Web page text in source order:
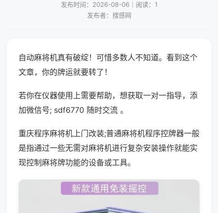
发布时间：2026-08-06｜阅读：1
发布者：搜感网
自动麻将机真有破绽！可惜多数人不知道。看到这个
文章，你的牌运就要转了！
若你在仪器使用上需要帮助，想获取一对一指导，添
加微信号; sdf6770 随时交流 。
重庆程序麻将机上门改装;普通麻将机程序控牌器一般
是指通过一些无需对麻将机进行复杂安装操作就能实
现控制麻将牌功能的设备或工具。